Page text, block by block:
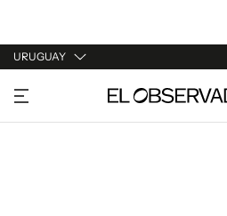
URUGUAY
URUGUAY
ARGENTINA